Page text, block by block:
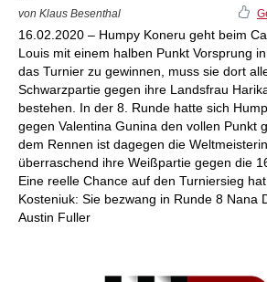
von Klaus Besenthal
16.02.2020 – Humpy Koneru geht beim
Louis mit einem halben Punkt Vorsprung
das Turnier zu gewinnen, muss sie dort
Schwarzpartie gegen ihre Landsfrau
bestehen. In der 8. Runde hatte sich
gegen Valentina Gunina den vollen Punkt
dem Rennen ist dagegen die
überraschend ihre Weißpartie gegen die
Eine reelle Chance auf den Turniersieg
Kosteniuk: Sie bezwang in Runde 8 Nana
Austin Fuller